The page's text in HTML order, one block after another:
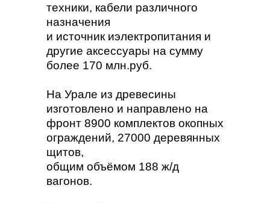
техники, кабели различного
назначения
и источник иэлектропитания и
другие аксессуары на сумму
более 170 млн.руб.
На Урале из древесины
изготовлено и направлено на
фронт 8900 комплектов окопных
ограждений, 27000 деревянных
щитов,
общим объёмом 188 ж/д
вагонов.